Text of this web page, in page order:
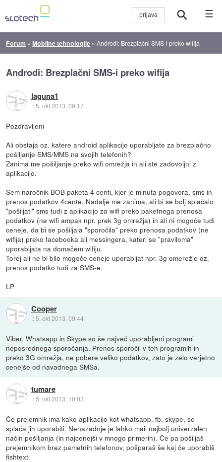
☰
Forum »Mobilne tehnologije »Androdi: Brezplačni SMS-i preko wifija
Androdi: Brezplačni SMS-i preko wifija
laguna1
::5. okt 2013, 09:17
Pozdravljeni
Ali obstaja oz. katere android aplikacijo uporabljate za brezplačno
pošiljanje SMS/MMS na svojih telefonih?
Zanima me pošiljanje preko wifi omrežja in ali ste zadovoljni z
aplikacijo.
Sem naročnik BOB paketa 4 centi, kjer je minuta pogovora, sms in
prenos podatkov 4cente. Nadalje me zanima, ali bi se bolj splačalo
"pošiljati" sms tudi z aplikacijo za wifi preko paketnega prenosa
podatkov (ne wifi ampak npr. prek 3g omrežja) in ali ni mogoče tudi
ceneje, da bi se pošiljala "sporočila" preko prenosa podatkov (ne
wifija) preko facebooka ali messingera, kateri se "praviloma"
uporabljata na domačem wifiju.
Torej ali ne bi bilo mogoče ceneje uporabljat npr. 3g omerežje oz.
prenos podatko tudi za SMS-e.
LP
Cooper
:: 5. okt 2013, 09:44
Viber, Whatsapp in Skype so še največ uporabljeni programi
neposrednega sporočanja. Prenos sporočil v teh programih in
preko 3G omrežja, ne pobere veliko podatkov, zato je zelo verjetno
cenejše od navadnega SMSa.
tumare
::5. okt 2013, 10:03
Če prejemnik ima kako aplikacijo kot whatsapp, fb, skype, se
splača jih uporabiti. Nenazadnje je lahko mail najbolj univerzalen
način pošiljanja (in najcenejši v mnogo primerih). Če pa pošiljaš
prejemnikom brez pametnih telefonov, pošparaš še kaj če uporabiš
fishtext.